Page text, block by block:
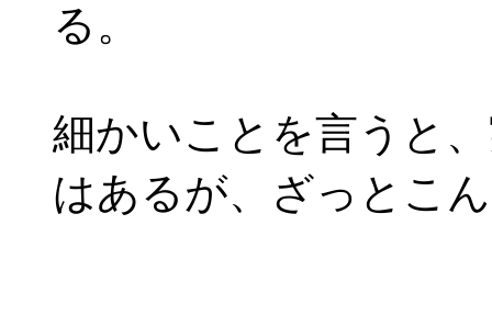
る。
細かいことを言うと
はあるが、ざっとこ